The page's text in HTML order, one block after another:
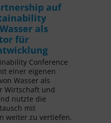
auf
als
für
Conference
einer eigenen
Wasser als
Wirtschaft und
nutzte die
mit
weiter zu vertiefen.